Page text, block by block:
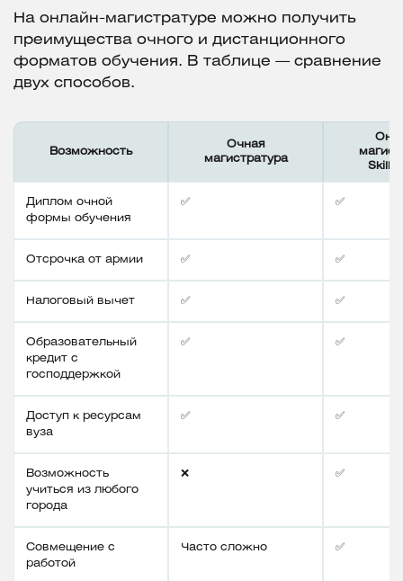
На онлайн-магистратуре можно получить
преимущества очного и дистанционного
форматов обучения. В таблице — сравнение
двух способов.
Возможность
Очная
магистратура
Диплом очной
формы обучения
✅ ✅
Отсрочка от армии ✅ ✅
Налоговый вычет ✅ ✅
Образовательный
кредит с
господдержкой
✅ ✅
Доступ к ресурсам
вуза
✅ ✅
Возможность
учиться из любого
города
❌ ✅
Совмещение с
работой
Часто сложно ✅